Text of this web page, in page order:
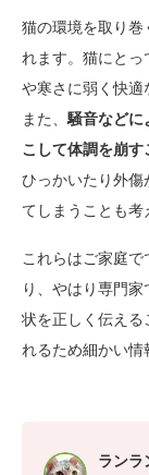
猫の環境を取り巻
れます。猫にとっ
や寒さに弱く快適
また、 騒音などに
こして体調を崩す
ひっかいたり外傷
てしまうことも考
これらはご家庭
り、やはり専門
状を正しく伝える
れるため細かい情
ランラ